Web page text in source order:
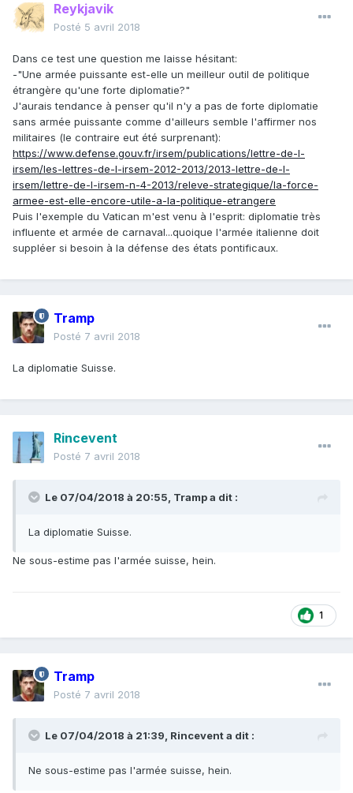
Reykjavik
Posté 5 avril 2018
Dans ce test une question me laisse hésitant:
-"Une armée puissante est-elle un meilleur outil de politique
étrangère qu'une forte diplomatie?"
J'aurais tendance à penser qu'il n'y a pas de forte diplomatie
sans armée puissante comme d'ailleurs semble l'affirmer nos
militaires (le contraire eut été surprenant):
https://www.defense.gouv.fr/irsem/publications/lettre-de-l-
irsem/les-lettres-de-l-irsem-2012-2013/2013-lettre-de-l-
irsem/lettre-de-l-irsem-n-4-2013/releve-strategique/la-force-
armee-est-elle-encore-utile-a-la-politique-etrangere
Puis l'exemple du Vatican m'est venu à l'esprit: diplomatie très
influente et armée de carnaval...quoique l'armée italienne doit
suppléer si besoin à la défense des états pontificaux.
Tramp
Posté 7 avril 2018
La diplomatie Suisse.
Rincevent
Posté 7 avril 2018
Le 07/04/2018 à 20:55, Trampa dit :
La diplomatie Suisse.
Ne sous-estime pas l'armée suisse, hein.
1
Tramp
Posté 7 avril 2018
Le 07/04/2018 à 21:39, Rinceventa dit :
Ne sous-estime pas l'armée suisse, hein.